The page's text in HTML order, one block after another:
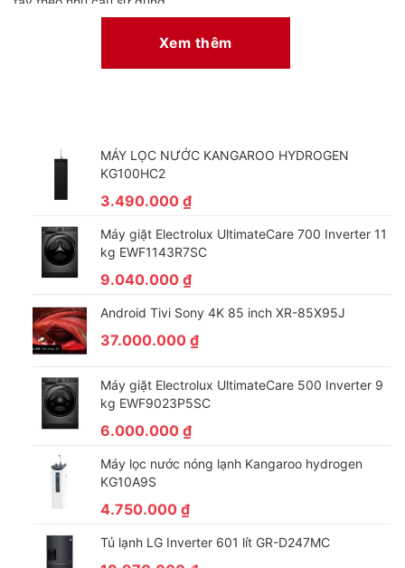
luồng gió hướng lên phía trên trần nhà, tránh thổi trực tiếp vào
cơ thể người dùng. Do đó, chế độ này phù hợp cho những
Các công nghệ tiết kiệm điện
– Công nghệ máy nén biến tần kép Dual inverter: Tối ưu hiệu
suất làm lạnh và duy trì nhiệt độ ổn định bên trong căn phòng,
đồng thời sử dụng điện tiết kiệm và giúp cho máy lạnh vận
hành êm ái, hạn chế ảnh hưởng đến không gian sinh hoạt của
– Công nghệ Energy Ctrl: Giúp người dùng chủ động hoàn toàn
LG với 4 mức (40%, 60%, 80% và 100%) theo nhu cầu sử dụng
Xem thêm
MÁY LỌC NƯỚC KANGAROO HYDROGEN
KG100HC2
3.490.000 ₫
Máy giặt Electrolux UltimateCare 700 Inverter 11
kg EWF1143R7SC
9.040.000 ₫
Android Tivi Sony 4K 85 inch XR-85X95J
37.000.000 ₫
Máy giặt Electrolux UltimateCare 500 Inverter 9
kg EWF9023P5SC
6.000.000 ₫
Máy lọc nước nóng lạnh Kangaroo hydrogen
KG10A9S
4.750.000 ₫
Tủ lạnh LG Inverter 601 lít GR-D247MC